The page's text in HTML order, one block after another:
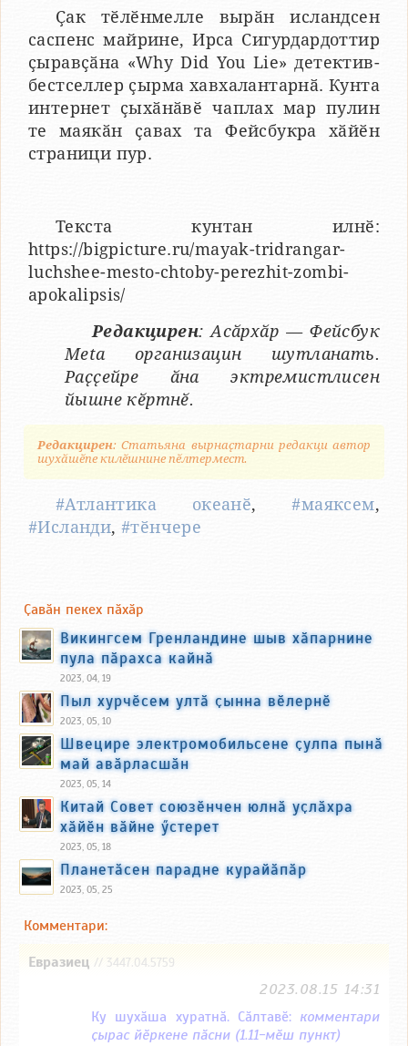
Ҫак тӗлӗнмелле вырӑн исландсен
саспенс майрине, Ирса Сигурдардоттир
ҫыравҫӑна «Why Did You Lie» детектив-
бестселлер ҫырма хавхалантарнӑ. Кунта
интернет ҫыхӑнӑвӗ чаплах мар пулин
те маякӑн ҫавах та Фейсбукра хӑйӗн
страници пур.
Текста кунтан илнӗ:
https://bigpicture.ru/mayak-tridrangar-
luchshee-mesto-chtoby-perezhit-zombi-
apokalipsis/
Редакцирен: Асӑрхӑр — Фейсбук
Meta организацин шутланать.
Раҫҫейре ӑна эктремистлисен
йышне кӗртнӗ.
Редакцирен: Статьяна вырнаҫтарни редакци автор
шухӑшӗпе килӗшнине пӗлтермест.
#Атлантика океанӗ,#маяксем,
#Исланди,#тӗнчере
Ҫавӑн пекех пӑхӑр
Викингсем Гренландине шыв хӑпарнине
пула пӑрахса кайнӑ
2023, 04, 19
Пыл хурчӗсем ултӑ ҫынна вӗлернӗ
2023, 05, 10
Швецире электромобильсене ҫулпа пынӑ
май авӑрласшӑн
2023, 05, 14
Китай Совет союзӗнчен юлнӑ уҫлӑхра
хӑйӗн вӑйне ӳстерет
2023, 05, 18
Планетӑсен парадне курайӑпӑр
2023, 05, 25
Комментари:
Евразиец // 3447.04.5759
2023.08.15 14:31
Ку шухӑша хуратнӑ. Сӑлтавӗ: комментари
ҫырас йӗркене пӑсни (1.11-мӗш пункт)